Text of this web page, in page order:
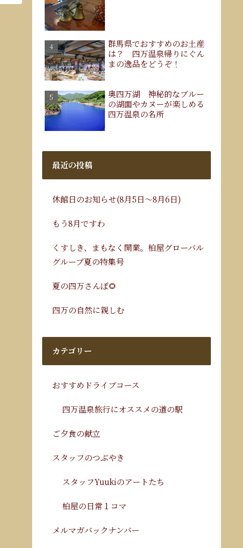
群馬県でおすすめのお土産
は？ 四万温泉帰りにぐん
まの逸品をどうぞ！
奥四万湖 神秘的なブルー
の湖面やカヌーが楽しめる
四万温泉の名所
最近の投稿
休館日のお知らせ(8月5日～8月6日)
もう8月ですわ
くすしき、まもなく開業。柏屋グローバル
グループ夏の特集号
夏の四万さんぽ🌻
四万の自然に親しむ
カテゴリー
おすすめドライブコース
四万温泉旅行にオススメの道の駅
ご夕食の献立
スタッフのつぶやき
スタッフYuukiのアートたち
柏屋の日常１コマ
メルマガバックナンバー